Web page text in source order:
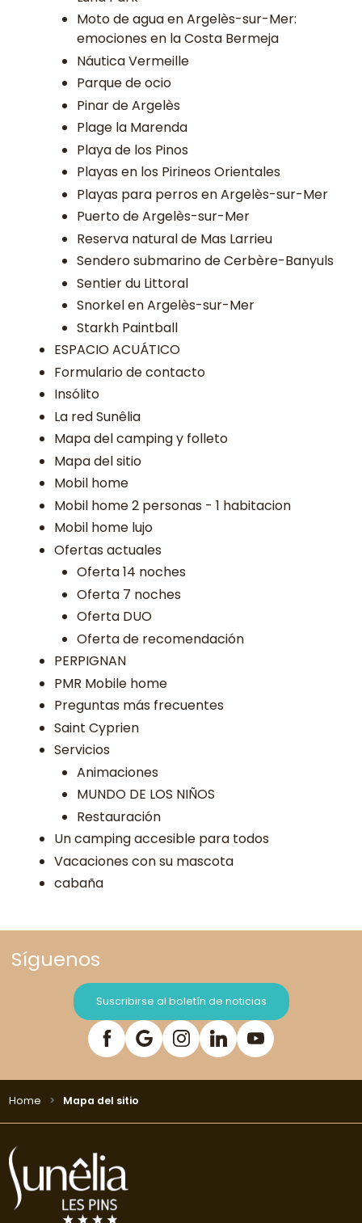
Moto de agua en Argelès-sur-Mer:
emociones en la Costa Bermeja
Náutica Vermeille
Parque de ocio
Pinar de Argelès
Plage la Marenda
Playa de los Pinos
Playas en los Pirineos Orientales
Playas para perros en Argelès-sur-Mer
Puerto de Argelès-sur-Mer
Reserva natural de Mas Larrieu
Sendero submarino de Cerbère-Banyuls
Sentier du Littoral
Snorkel en Argelès-sur-Mer
Starkh Paintball
ESPACIO ACUÁTICO
Formulario de contacto
Insólito
La red Sunêlia
Mapa del camping y folleto
Mapa del sitio
Mobil home
Mobil home 2 personas - 1 habitacion
Mobil home lujo
Ofertas actuales
Oferta 14 noches
Oferta 7 noches
Oferta DUO
Oferta de recomendación
PERPIGNAN
PMR Mobile home
Preguntas más frecuentes
Saint Cyprien
Servicios
Animaciones
MUNDO DE LOS NIÑOS
Restauración
Un camping accesible para todos
Vacaciones con su mascota
cabaña
Síguenos
Suscribirse al boletín de noticias
Home Mapa del sitio